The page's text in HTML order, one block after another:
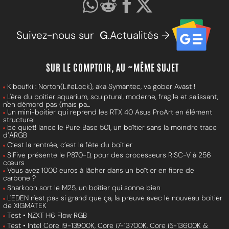
Suivez-nous sur G.Actualités →
SUR LE COMPTOIR, AU ~MÊME SUJET
Kiboufki : Norton(LifeLock), aka Symantec, va gober Avast !
L'ère du boitier aquarium, sculptural, moderne, fragile et salissant,
n'en démord pas (mais pa...
Un mini-boitier qui reprend les RTX 40 Asus ProArt en élément
structurel
be quiet! lance le Pure Base 501, un boîtier sans la moindre trace
d’ARGB
C’est la rentrée, c’est la fête du boîtier
SiFive présente le P870-D, pour des processeurs RISC-V à 256
cœurs
Vous avez 1000 euros à lâcher dans un boîtier en fibre de
carbone ?
Sharkoon sort le M25, un boîtier qui sonne bien
L'EDEN n'est pas si grand que ça, la preuve avec le nouveau boîtier
de XIGMATEK
Test • NZXT H6 Flow RGB
Test • Intel Core i9-13900K, Core i7-13700K, Core i5-13600K &